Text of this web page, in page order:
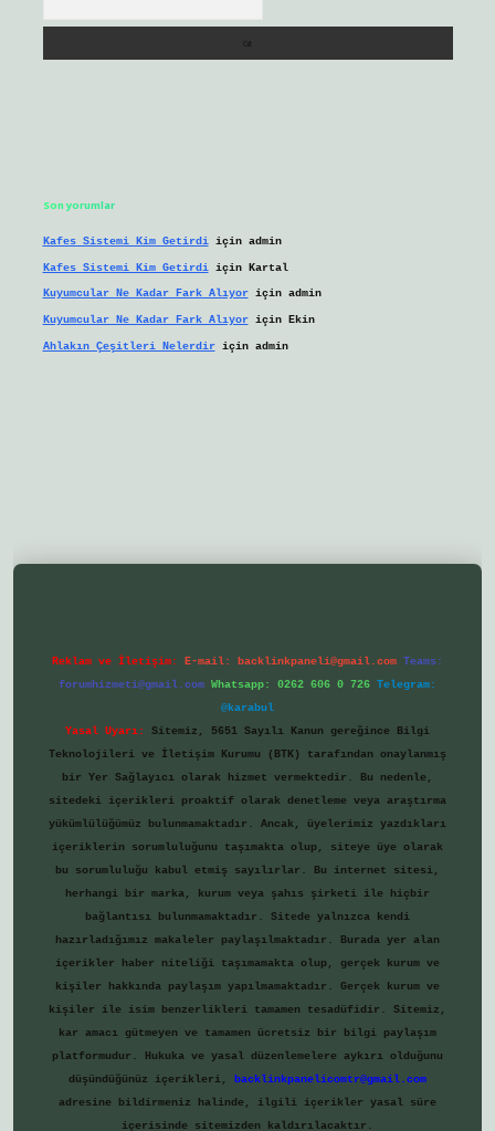
Son yorumlar
Kafes Sistemi Kim Getirdiiçin admin
Kafes Sistemi Kim Getirdiiçin Kartal
Kuyumcular Ne Kadar Fark Alıyoriçin admin
Kuyumcular Ne Kadar Fark Alıyoriçin Ekin
Ahlakın Çeşitleri Nelerdiriçin admin
Reklam ve İletişim: E-mail: backlinkpaneli@gmail.com Teams:
forumhizmeti@gmail.com Whatsapp: 0262 606 0 726 Telegram:
@karabul
Yasal Uyarı:
Sitemiz, 5651 Sayılı Kanun gereğince Bilgi
Teknolojileri ve İletişim Kurumu (BTK) tarafından onaylanmış
bir Yer Sağlayıcı olarak hizmet vermektedir. Bu nedenle,
sitedeki içerikleri proaktif olarak denetleme veya araştırma
yükümlülüğümüz bulunmamaktadır. Ancak, üyelerimiz yazdıkları
içeriklerin sorumluluğunu taşımakta olup, siteye üye olarak
bu sorumluluğu kabul etmiş sayılırlar. Bu internet sitesi,
herhangi bir marka, kurum veya şahıs şirketi ile hiçbir
bağlantısı bulunmamaktadır. Sitede yalnızca kendi
hazırladığımız makaleler paylaşılmaktadır. Burada yer alan
içerikler haber niteliği taşımamakta olup, gerçek kurum ve
kişiler hakkında paylaşım yapılmamaktadır. Gerçek kurum ve
kişiler ile isim benzerlikleri tamamen tesadüfidir. Sitemiz,
kar amacı gütmeyen ve tamamen ücretsiz bir bilgi paylaşım
platformudur. Hukuka ve yasal düzenlemelere aykırı olduğunu
düşündüğünüz içerikleri,
backlinkpanelicomtr@gmail.com
adresine bildirmeniz halinde, ilgili içerikler yasal süre
içerisinde sitemizden kaldırılacaktır.